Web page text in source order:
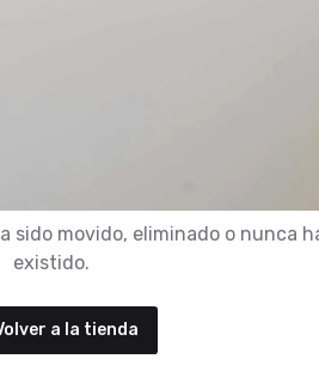
sido movido, eliminado o nunca
existido.
a la tienda